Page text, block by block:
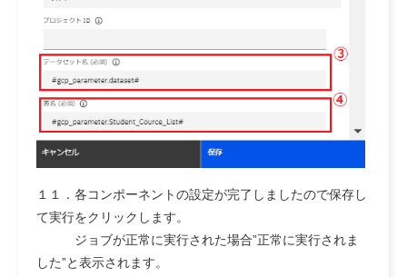
１１．各コンポーネントの設定が完了しましたので保存し
て実行をクリックします。
ジョブが正常に実行された場合”正常に実行されま
した”と表示されます。